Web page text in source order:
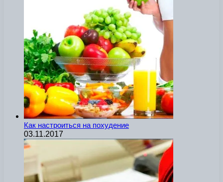
Как настроиться на похудение
03.11.2017